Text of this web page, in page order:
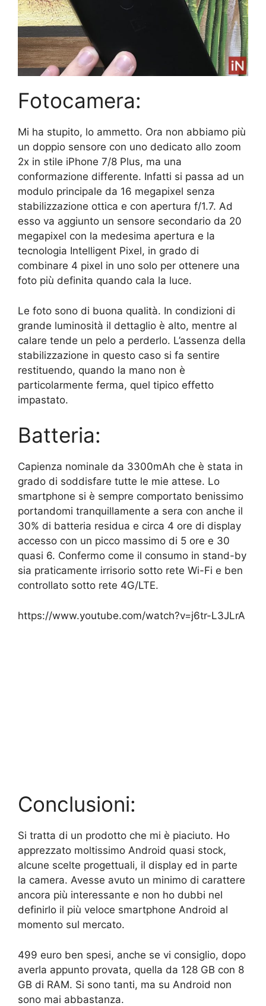
Fotocamera:
Mi ha stupito, lo ammetto. Ora non abbiamo più
un doppio sensore con uno dedicato allo zoom
2x in stile iPhone 7/8 Plus, ma una
conformazione differente. Infatti si passa ad un
modulo principale da 16 megapixel senza
stabilizzazione ottica e con apertura f/1.7. Ad
esso va aggiunto un sensore secondario da 20
megapixel con la medesima apertura e la
tecnologia Intelligent Pixel, in grado di
combinare 4 pixel in uno solo per ottenere una
foto più definita quando cala la luce.
Le foto sono di buona qualità. In condizioni di
grande luminosità il dettaglio è alto, mentre al
calare tende un pelo a perderlo. L’assenza della
stabilizzazione in questo caso si fa sentire
restituendo, quando la mano non è
particolarmente ferma, quel tipico effetto
impastato.
Batteria:
Capienza nominale da 3300mAh che è stata in
grado di soddisfare tutte le mie attese. Lo
smartphone si è sempre comportato benissimo
portandomi tranquillamente a sera con anche il
30% di batteria residua e circa 4 ore di display
accesso con un picco massimo di 5 ore e 30
quasi 6. Confermo come il consumo in stand-by
sia praticamente irrisorio sotto rete Wi-Fi e ben
controllato sotto rete 4G/LTE.
https://www.youtube.com/watch?v=j6tr-L3JLrA
Conclusioni:
Si tratta di un prodotto che mi è piaciuto. Ho
apprezzato moltissimo Android quasi stock,
alcune scelte progettuali, il display ed in parte
la camera. Avesse avuto un minimo di carattere
ancora più interessante e non ho dubbi nel
definirlo il più veloce smartphone Android al
momento sul mercato.
499 euro ben spesi, anche se vi consiglio, dopo
averla appunto provata, quella da 128 GB con 8
GB di RAM. Si sono tanti, ma su Android non
sono mai abbastanza.